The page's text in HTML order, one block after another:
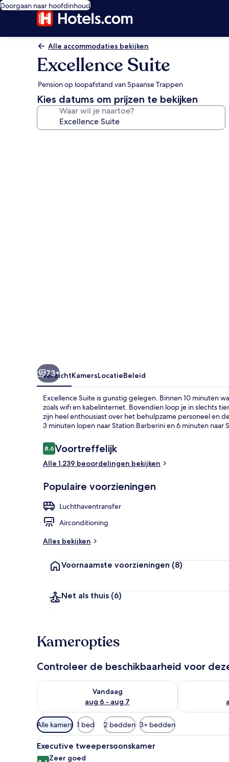
Doorgaan naar hoofdinhoud
Alle accommodaties bekijken
Excellence Suite
Pension op loopafstand van Spaanse Trappen
Kies datums om prijzen te bekijken
Waar wil je naartoe?
73+
OverzichtKamersLocatieBeleid
Excellence Suite is gunstig gelegen. Binnen 10 minuten
zoals wifi en kabelinternet. Bovendien loop je in slechts
zijn heel enthousiast over het behulpzame personeel en
3 minuten lopen naar Station Barberini en 6 minuten naar
Beoordelingen
8,68,6 op 10 –
Voortreffelijk
Alle 1.239 beoordelingen bekijken
Populaire voorzieningen
Luchthaventransfer
Airconditioning
Alles bekijken
Voornaamste voorzieningen (8)
Net als thuis (6)
Kameropties
Controleer de beschikbaarheid voor
Vandaag
aug 6 - aug 7
De beschikbaarheid controleren voor vanavond aug
De
Beschikbare
filters
voor
kamers
Alle kamers 1 bed 2 bedden 3+ bedden
Alle
foto's
Een hotelkamer met een
7
Executive tweepersoonskamer
Zeer goed